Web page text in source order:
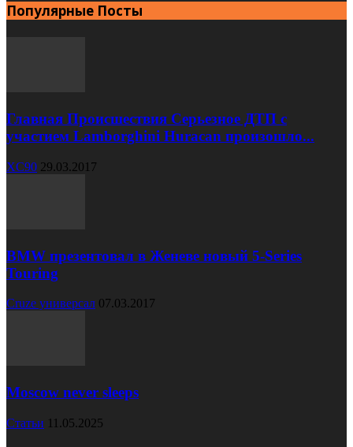
Популярные Посты
Главная Происшествия Серьезное ДТП с
участием Lamborghini Huracan произошло...
XC90 29.03.2017
BMW презентовал в Женеве новый 5-Series
Touring
Cruze универсал 07.03.2017
Moscow never sleeps
Статьи 11.05.2025